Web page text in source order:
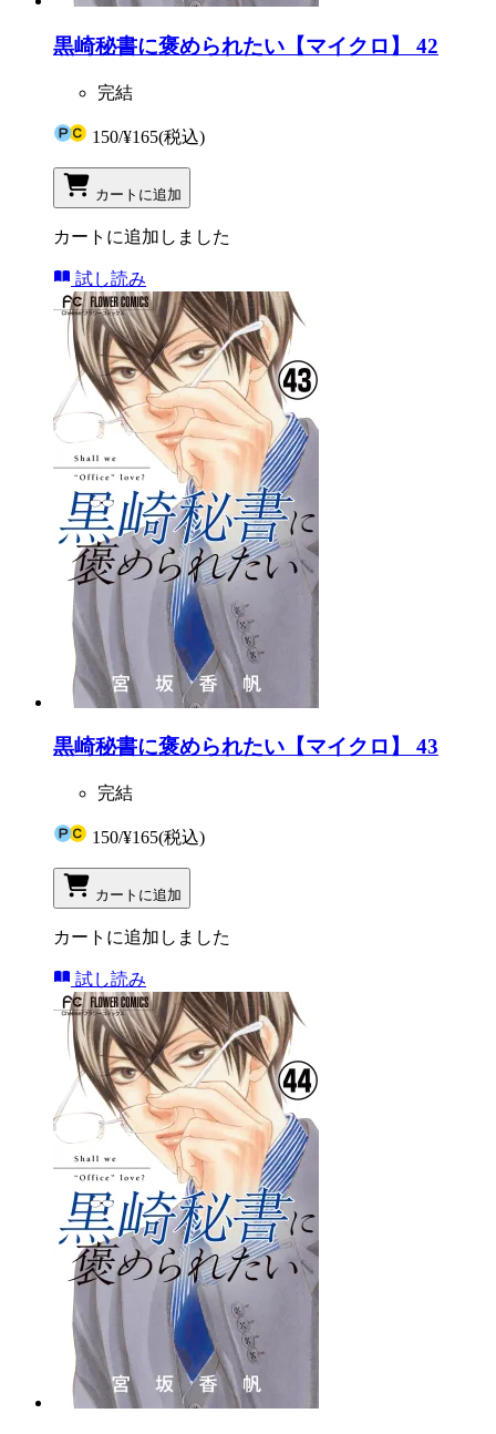
黒崎秘書に褒められたい【マイクロ】 42
完結
150/¥165(税込)
カートに追加
カートに追加しました
試し読み
黒崎秘書に褒められたい【マイクロ】 43
完結
150/¥165(税込)
カートに追加
カートに追加しました
試し読み